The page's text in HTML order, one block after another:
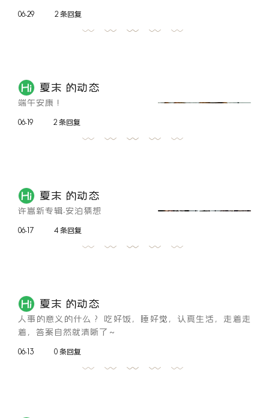
06-29 2 条回复
夏末 的动态
端午安康！
06-19 2 条回复
夏末 的动态
许嵩新专辑-安泊猜想
06-17 4 条回复
夏末 的动态
人事的意义的什么？ 吃好饭，睡好觉，认真生活，走着走
着，答案自然就清晰了～
06-13 0 条回复